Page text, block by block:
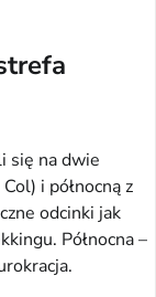
się na dwie
i północną z
odcinki jak
Północna –